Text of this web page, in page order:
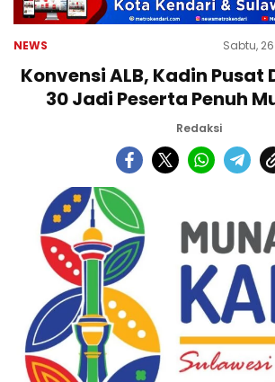
NEWS Sabtu,
Konvensi ALB, Kadin Pusat
30 Jadi Peserta Penuh
Redaksi